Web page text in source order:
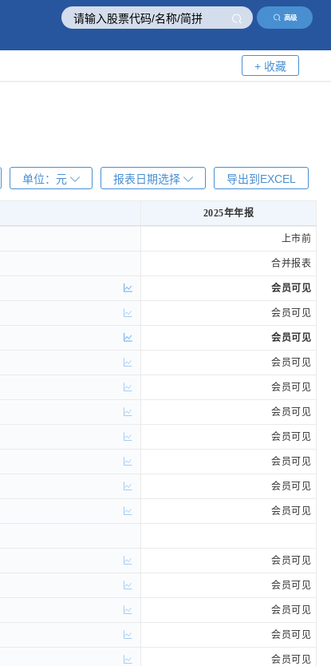
高级
+ 收藏
导出到EXCEL
报表日期选择
单位： 元
2025年年报
上市前
合并报表
会员可见
会员可见
会员可见
会员可见
会员可见
会员可见
会员可见
会员可见
会员可见
会员可见
会员可见
会员可见
会员可见
会员可见
会员可见